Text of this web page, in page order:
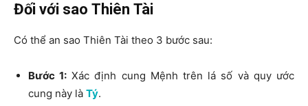
Đối với sao Thiên Tài
Có thể an sao Thiên Tài theo 3 bước sau:
Bước 1: Xác định cung Mệnh trên lá số và quy ước
cung này là Tý.